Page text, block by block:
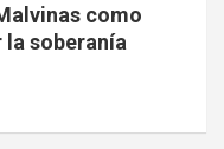
como
soberanía